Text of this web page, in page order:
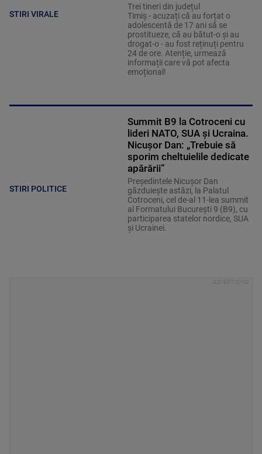
STIRI VIRALE
Trei tineri din județul
Timiș - acuzați că au forțat o
adolescentă de 17 ani să se
prostitueze, că au bătut-o și au
drogat-o - au fost reținuți pentru
24 de ore. Atenție, urmează
informații care vă pot afecta
emoțional!
STIRI POLITICE
Summit B9 la Cotroceni cu
lideri NATO, SUA şi Ucraina.
Nicușor Dan: „Trebuie să
sporim cheltuielile dedicate
apărării”
Preşedintele Nicuşor Dan
găzduieşte astăzi, la Palatul
Cotroceni, cel de-al 11-lea summit
al Formatului Bucureşti 9 (B9), cu
participarea statelor nordice, SUA
şi Ucrainei.